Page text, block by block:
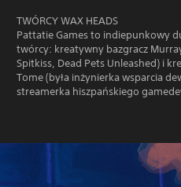
TWÓRCY WAX HEADS
Pattatie Games to indiepunkowy
twórcy: kreatywny bazgracz
Spitkiss, Dead Pets Unleashed) i
Tome (była inżynierka wsparcia
streamerka hiszpańskiego